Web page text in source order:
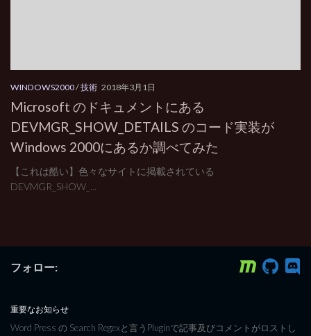
WINDOWS2000/技術 2018年3月1日
Microsoft のドキュメントにある
DEVMGR_SHOW_DETAILS のコード実装が
Windows 2000にあるか調べてみた
【これは酷い】色々なサイトに掲載されている
DEVMGR_SHOW_...
フォロー:
重要なお知らせ
Word Press の Search Regexと言うPluginで記事及びコメントがロストし